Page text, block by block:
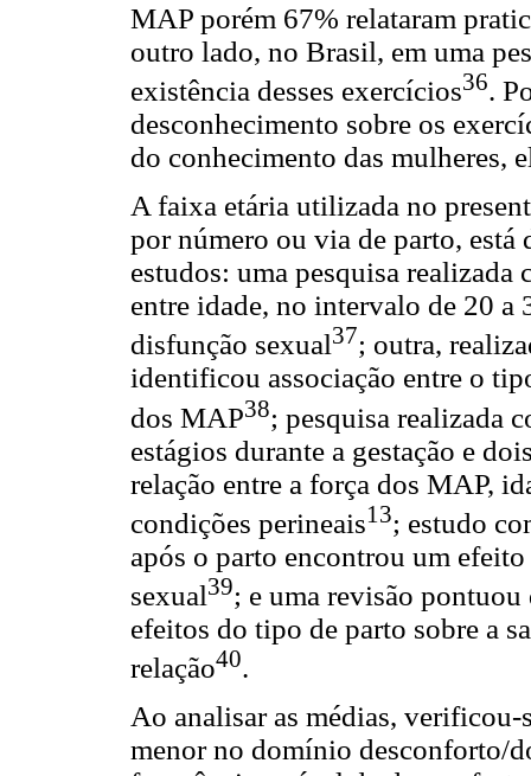
MAP porém 67% relataram
outro lado, no Brasil, em uma
existência desses exercícios36.
desconhecimento sobre os
do conhecimento das mulheres,
A faixa etária utilizada no
por número ou via de parto, está
estudos: uma pesquisa
entre idade, no intervalo de 20 a
disfunção sexual37; outra,
identificou associação entre o
dos MAP38; pesquisa realizada
estágios durante a gestação e
relação entre a força dos MAP,
condições perineais13; estudo
após o parto encontrou um
sexual39; e uma revisão
efeitos do tipo de parto sobre a
relação40.
Ao analisar as médias, verificou-
menor no domínio desconforto/